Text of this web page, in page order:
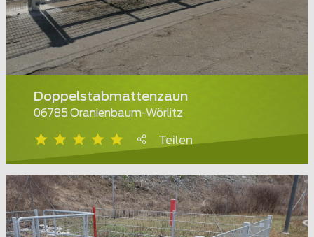
Doppelstabmattenzaun
06785 Oranienbaum-Wörlitz
Teilen